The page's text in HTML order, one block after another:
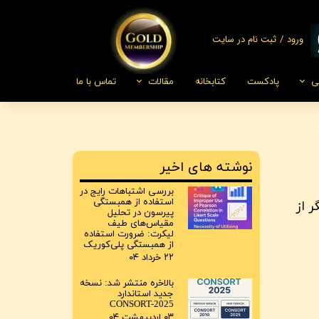
ورود / ثبت نام در سایت
تغییر گذر واژه
خروج از حساب
پادکست کتابخانه مقالات تماس با ما
از
نوشته های اخیر
بررسی اشتباهات رایج در
استفاده از همبستگی
پیرسون در تحلیل
مقیاس‌های طیف
لیکرت: ضرورت استفاده
از همبستگی پلی‌کوریک
۲۲ خرداد ۰۴
بالاخره منتشر شد: نسخه
جدید استاندارد
CONSORT-2025